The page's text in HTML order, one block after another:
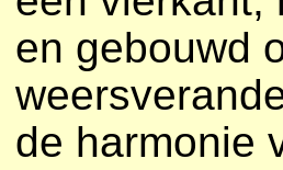
en gebouwd
de harmonie